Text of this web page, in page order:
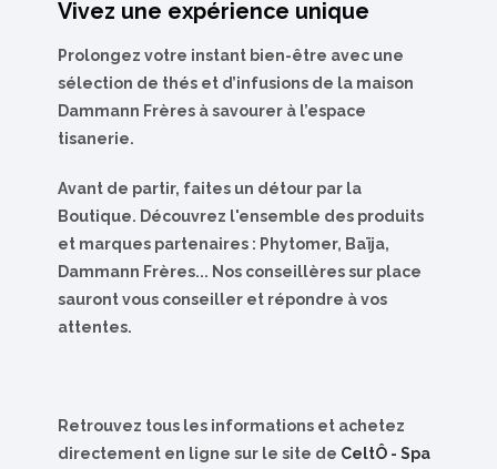
Vivez une expérience unique
Prolongez votre instant bien-être avec une
sélection de thés et d’infusions de la maison
Dammann Frères à savourer à l’espace
tisanerie.
Avant de partir, faites un détour par la
Boutique. Découvrez l'ensemble des produits
et marques partenaires : Phytomer, Baïja,
Dammann Frères... Nos conseillères sur place
sauront vous conseiller et répondre à vos
attentes.
Retrouvez tous les informations et achetez
directement en lignesur le site de CeltÔ - Spa